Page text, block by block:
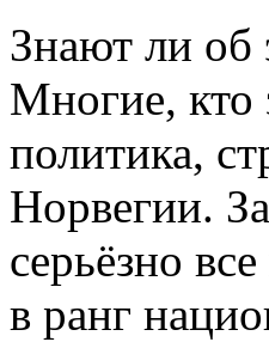
Знают ли об
Многие, кто
политика,
Норвегии.
серьёзно
в ранг